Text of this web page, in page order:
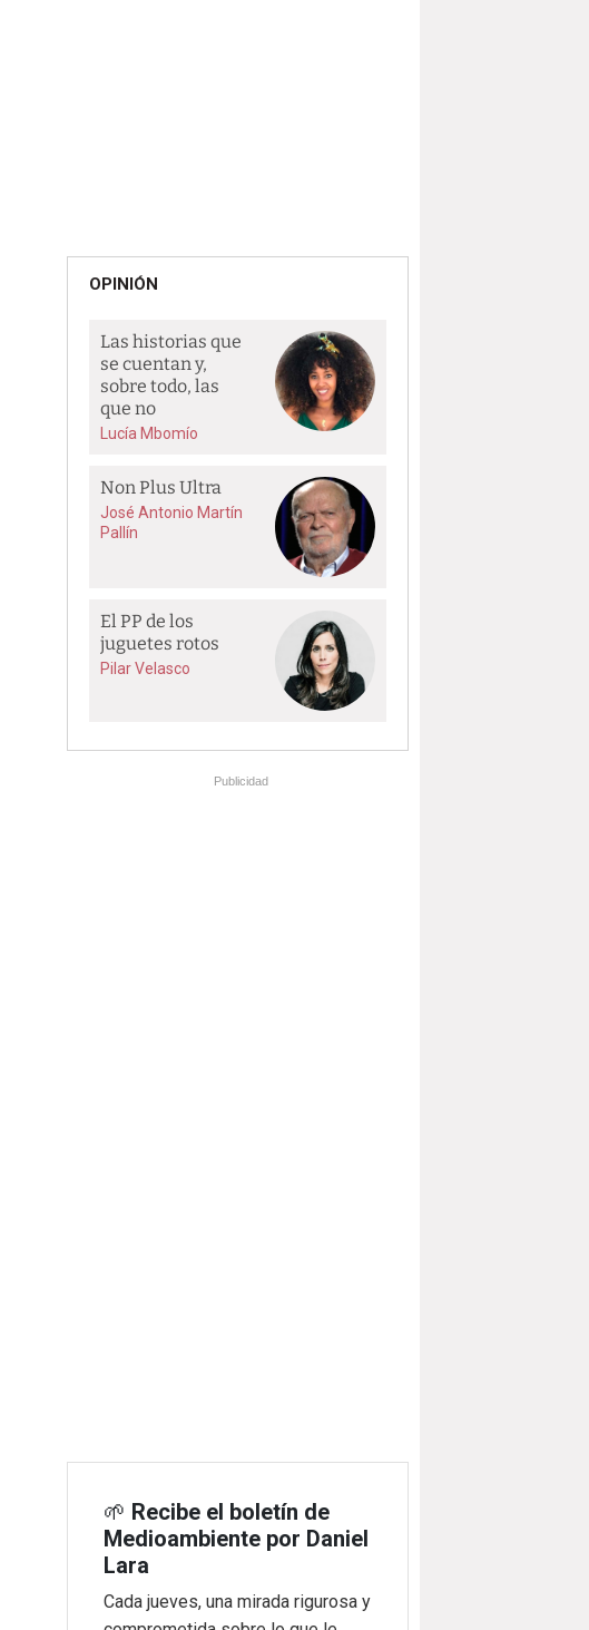
OPINIÓN
Las historias que
se cuentan y,
sobre todo, las
que no
Lucía Mbomío
Non Plus Ultra
José Antonio Martín
Pallín
El PP de los
juguetes rotos
Pilar Velasco
Publicidad
🌱 Recibe el boletín de
Medioambiente por Daniel
Lara
Cada jueves, una mirada rigurosa y